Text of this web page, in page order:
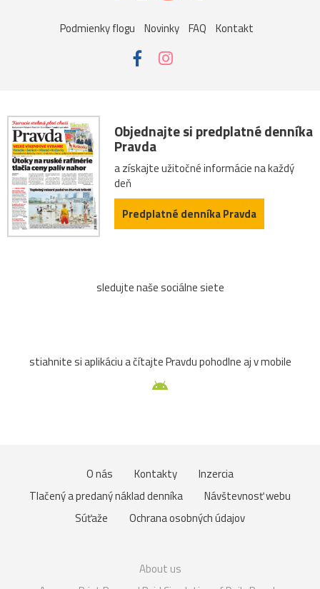
Podmienky flogu Novinky FAQ Kontakt
Objednajte si predplatné denníka
Pravda
a získajte užitočné informácie na každý
deň
Predplatné denníka Pravda
sledujte naše sociálne siete
stiahnite si aplikáciu a čítajte Pravdu pohodlne aj v mobile
O nás Kontakty
Inzercia
Tlačený a predaný náklad denníka
Návštevnosť webu
Súťaže
Ochrana osobných údajov
About us